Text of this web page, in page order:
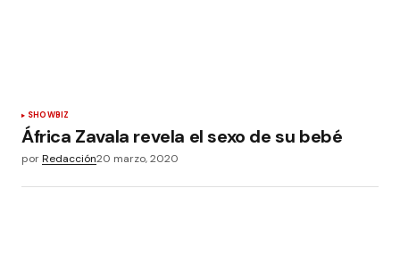
SHOWBIZ
África Zavala revela el sexo de su bebé
porRedacción20 marzo, 2020